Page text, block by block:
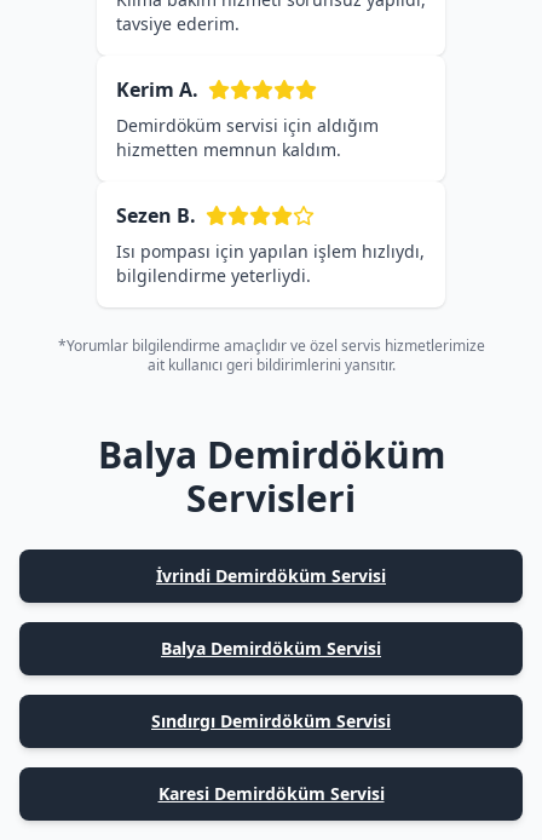
tavsiye ederim.
Kerim A.
Demirdöküm servisi için aldığım
hizmetten memnun kaldım.
Sezen B.
Isı pompası için yapılan işlem hızlıydı,
bilgilendirme yeterliydi.
*Yorumlar bilgilendirme amaçlıdır ve özel servis hizmetlerimize
ait kullanıcı geri bildirimlerini yansıtır.
Balya Demirdöküm
Servisleri
İvrindi Demirdöküm Servisi
Balya Demirdöküm Servisi
Sındırgı Demirdöküm Servisi
Karesi Demirdöküm Servisi